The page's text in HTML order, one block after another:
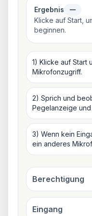
Ergebnis —
Klicke auf Start,
beginnen.
1) Klicke auf Start
Mikrofonzugriff.
2) Sprich und
Pegelanzeige und
3) Wenn kein
ein anderes
Berechtigung
Eingang